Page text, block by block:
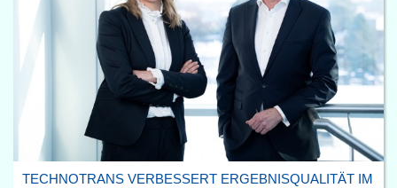
TECHNOTRANS VERBESSERT ERGEBNISQUALITÄT IM